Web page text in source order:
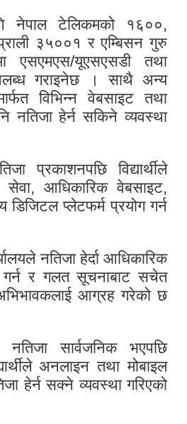
नेपाल टेलिकमको १६००,
३५००१ र एम्बिसन गुरु
एसएमएस/यूएसएसडी तथा
गराइनेछ । साथै अन्य
विभिन्न वेबसाइट तथा
नतिजा हेर्न सकिने व्यवस्था
प्रकाशनपछि विद्यार्थीले
आधिकारिक वेबसाइट,
डिजिटल प्लेटफर्म प्रयोग गर्न
नतिजा हेर्दा आधिकारिक
गर्न र गलत सूचनाबाट सचेत
अभिभावकलाई आग्रह गरेको छ
सार्वजनिक भएपछि
अनलाइन तथा मोबाइल
हेर्न सक्ने व्यवस्था गरिएको